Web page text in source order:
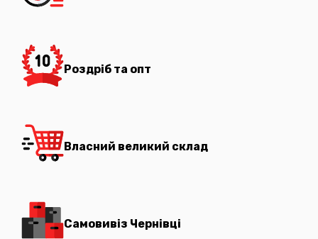
Роздріб та опт
Власний великий склад
Самовивіз Чернівці